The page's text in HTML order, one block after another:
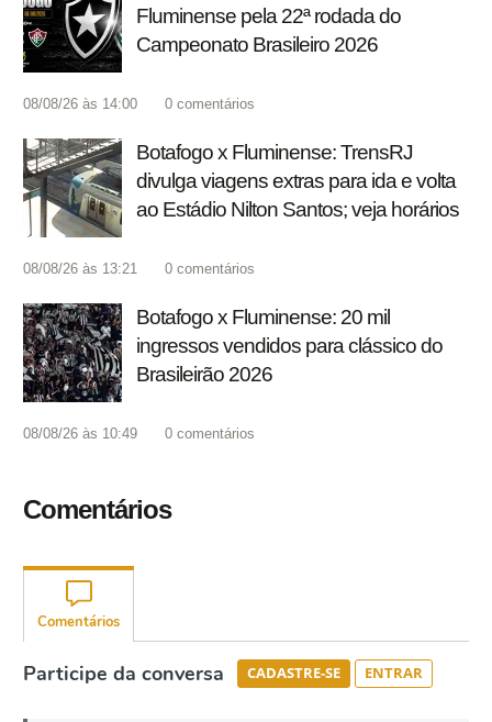
Fluminense pela 22ª rodada do
Campeonato Brasileiro 2026
08/08/26 às 14:00 0 comentários
Botafogo x Fluminense: TrensRJ
divulga viagens extras para ida e volta
ao Estádio Nilton Santos; veja horários
08/08/26 às 13:21 0 comentários
Botafogo x Fluminense: 20 mil
ingressos vendidos para clássico do
Brasileirão 2026
08/08/26 às 10:49 0 comentários
Comentários